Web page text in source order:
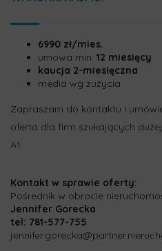
6990 zł/mies.
umowa min. 12 miesięcy
kaucja 2-miesięczna
media wg zużycia
Zapraszam do kontaktu i
oferta dla firm szukających
A1.
Kontakt w sprawie oferty:
Pośrednik w obrocie
Jennifer Gorecka
tel: 781-577-755